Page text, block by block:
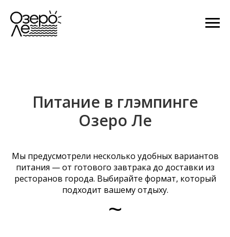
Питание в глэмпинге
Озеро Ле
Мы предусмотрели несколько удобных вариантов
питания — от готового завтрака до доставки из
ресторанов города. Выбирайте формат, который
подходит вашему отдыху.
~